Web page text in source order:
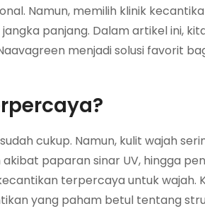
Namun, memilih klinik
panjang. Dalam artikel ini,
menjadi solusi favorit
cukup. Namun, kulit wajah
paparan sinar UV, hingga
terpercaya untuk wajah.
yang paham betul tentang